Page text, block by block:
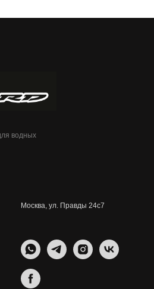
водных
Москва, ул. Правды 24с7